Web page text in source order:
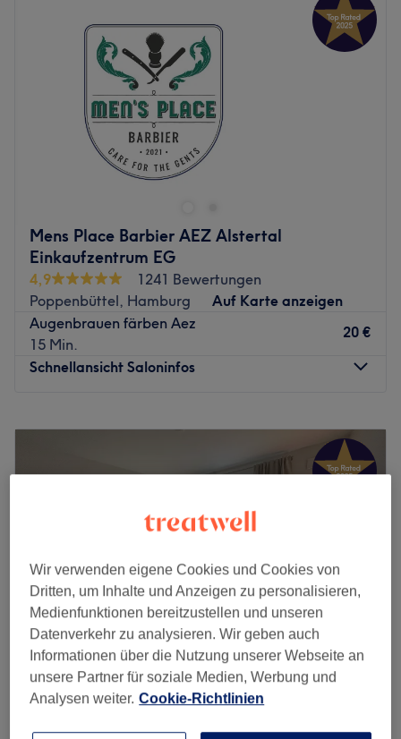
Mens Place Barbier AEZ Alstertal
Einkaufzentrum EG
4,9
1241 Bewertungen
Poppenbüttel, Hamburg
Auf Karte anzeigen
Augenbrauen färben Aez
15 Min.
20 €
Schnellansicht Saloninfos
20:00
10:00
20:00
Donnerstag
10:00–20:00
Mens Place - Barbier ist ein renommierter Barbershop im
Herzen von Hamburg. Das Geschäft ist bekannt für seine
professionellen Dienstleistungen und die Pflege seiner
Kunden.
Nächste öffentliche Verkehrsmittel:
Die Haltestelle Alstertal-Einkaufszentrum befindet sich
Wake Beauty
4,9
293 Bewertungen
Alstertal-Einkaufszentrum, Hamburg
Wir verwenden eigene Cookies und Cookies von
Dritten, um Inhalte und Anzeigen zu personalisieren,
Medienfunktionen bereitzustellen und unseren
Datenverkehr zu analysieren. Wir geben auch
Informationen über die Nutzung unserer Webseite an
unsere Partner für soziale Medien, Werbung und
Analysen weiter. Cookie-Richtlinien